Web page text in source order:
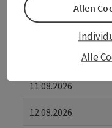
11.08.2026
12.08.2026
Alle
Allen